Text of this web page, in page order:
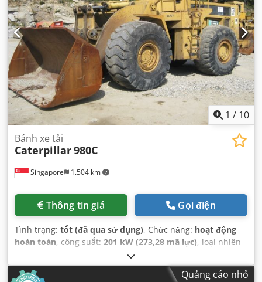
1 / 10
Singapore 1.504 km
Bánh xe tải
Caterpillar980C
Thông tin giá Gọi điện
Tình trạng: tốt (đã qua sử dụng), Chức năng: hoạt động
hoàn toàn, công suất: 201 kW (273,28 mã lực), loại nhiên
, trọng lượng tổng cộng:
kg, số máy/phương tiện:63X1784, Thiết bị:cabin, thuỷ lực,
Quảng cáo nhỏ